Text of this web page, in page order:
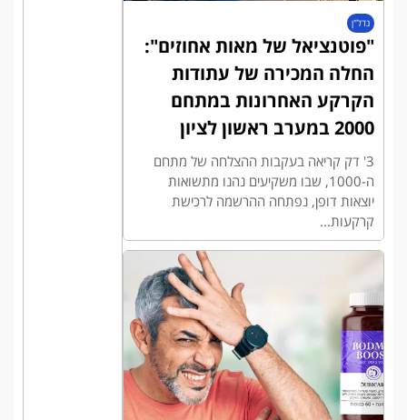
נדל"ן
"פוטנציאל של מאות אחוזים":
החלה המכירה של עתודות
הקרקע האחרונות במתחם
2000 במערב ראשון לציון
3' דק קריאה בעקבות ההצלחה של מתחם
ה-1000, שבו משקיעים נהנו מתשואות
יוצאות דופן, נפתחה ההרשמה לרכישת
קרקעות...